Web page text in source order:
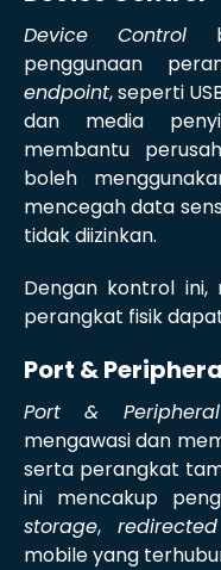
Device Control
penggunaan
endpoint, seperti
dan media
membantu
boleh
mencegah data
tidak diizinkan.
Dengan kontrol ini,
perangkat fisik
Port &
Port &
mengawasi dan
serta perangkat
ini mencakup
storage,
mobile yang